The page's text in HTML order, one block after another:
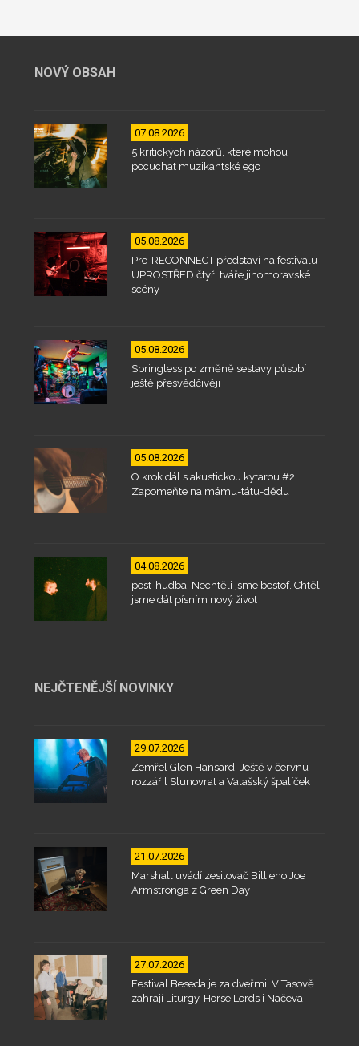
NOVÝ OBSAH
07.08.2026
5 kritických názorů, které mohou
pocuchat muzikantské ego
05.08.2026
Pre-RECONNECT představí na festivalu
UPROSTŘED čtyři tváře jihomoravské
scény
05.08.2026
Springless po změně sestavy působí
ještě přesvědčivěji
05.08.2026
O krok dál s akustickou kytarou #2:
Zapomeňte na mámu-tátu-dědu
04.08.2026
post-hudba: Nechtěli jsme bestof. Chtěli
jsme dát písním nový život
NEJČTENĚJŠÍ NOVINKY
29.07.2026
Zemřel Glen Hansard. Ještě v červnu
rozzářil Slunovrat a Valašský špalíček
21.07.2026
Marshall uvádí zesilovač Billieho Joe
Armstronga z Green Day
27.07.2026
Festival Beseda je za dveřmi. V Tasově
zahrají Liturgy, Horse Lords i Načeva